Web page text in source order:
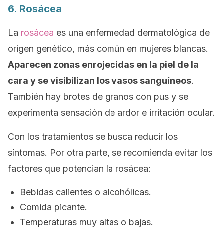
6. Rosácea
La rosácea es una enfermedad dermatológica de
origen genético, más común en mujeres blancas.
Aparecen zonas enrojecidas en la piel de la
cara y se visibilizan los vasos sanguíneos.
También hay brotes de granos con pus y se
experimenta sensación de ardor e irritación ocular.
Con los tratamientos se busca reducir los
síntomas. Por otra parte, se recomienda evitar los
factores que potencian la rosácea:
Bebidas calientes o alcohólicas.
Comida picante.
Temperaturas muy altas o bajas.